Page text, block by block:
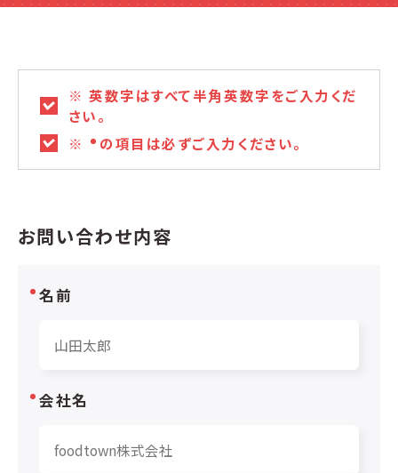
※ 英数字はすべて半角英数字をご入力くだ
さい。
※ の項目は必ずご入力ください。
お問い合わせ内容
名前
会社名